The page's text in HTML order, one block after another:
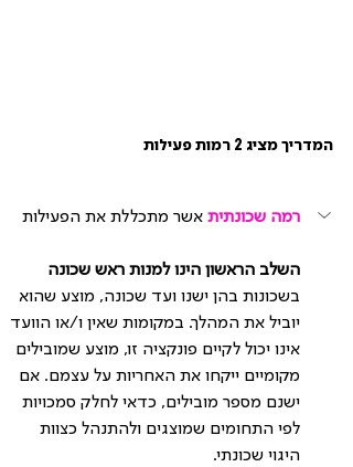
המדריך מציג 2 רמות פעילות
רמה שכונתית אשר מתכללת את הפעילות
השלב הראשון הינו למנות ראש שכונה
בשכונות בהן ישנו ועד שכונה, מוצע שהוא
יוביל את המהלך. במקומות שאין ו/או הוועד
אינו יכול לקיים פונקציה זו, מוצע שמובילים
מקומיים ייקחו את האחריות על עצמם. אם
ישנם מספר מובילים, כדאי לחלק סמכויות
לפי התחומים שמוצגים ולהתנהל כצוות
היגוי שכונתי.